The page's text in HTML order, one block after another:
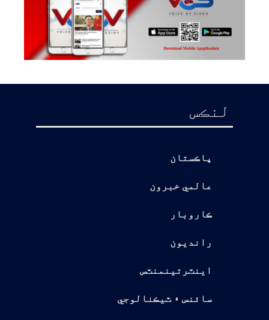
لنڪس
پاڪستان
عالمي خبرون
ڪاروبار
رانديون
اينٽرتينمنٽس
سائنس ۽ ٽيڪنالوجي